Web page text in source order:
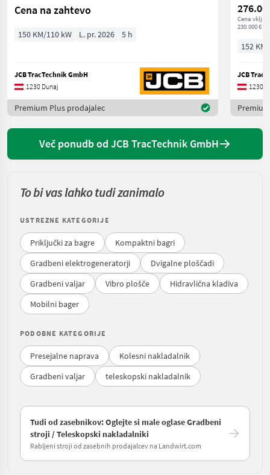
Cena na zahtevo
150 KM/110 kW L. pr. 2026 5 h
JCB TracTechnik GmbH
1230 Dunaj
Premium Plus prodajalec
Cena
230.000 €
152
JCB
1230
Več ponudb od JCB TracTechnik GmbH
To bi vas lahko tudi zanimalo
USTREZNE KATEGORIJE
Priključki za bagre
Kompaktni bagri
Gradbeni elektrogeneratorji
Dvigalne ploščadi
Gradbeni valjar
Vibro plošče
Hidravlična kladiva
Mobilni bager
PODOBNE KATEGORIJE
Presejalne naprava
Kolesni nakladalnik
Gradbeni valjar
teleskopski nakladalnik
Tudi od zasebnikov: Oglejte si male oglase Gradbeni
stroji / Teleskopski nakladalniki
Rabljeni stroji od zasebnih prodajalcev na Landwirt.com